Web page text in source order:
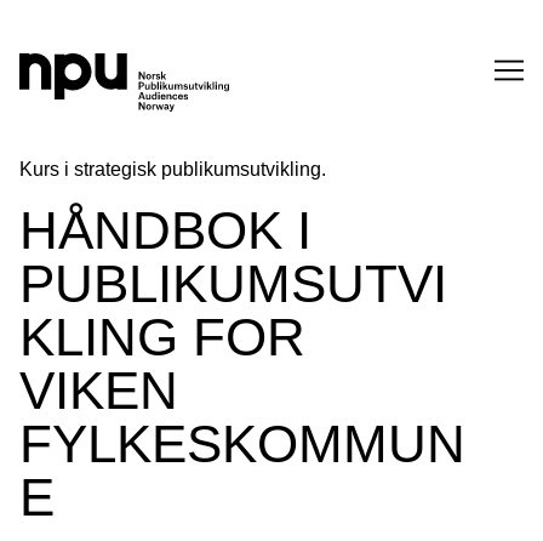
SØK
Kurs i strategisk publikumsutvikling.
HÅNDBOK I
PUBLIKUMSUTVI
KLING FOR
VIKEN
FYLKESKOMMUN
E